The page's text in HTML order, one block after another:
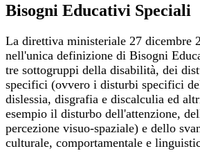
Bisogni Educativi Speciali
La direttiva ministeriale 27 dicembre
nell'unica definizione di Bisogni
tre sottogruppi della disabilità, dei
specifici (ovvero i disturbi specifici
dislessia, disgrafia e discalculia ed
esempio il disturbo dell'attenzione,
percezione visuo-spaziale) e dello
culturale, comportamentale e